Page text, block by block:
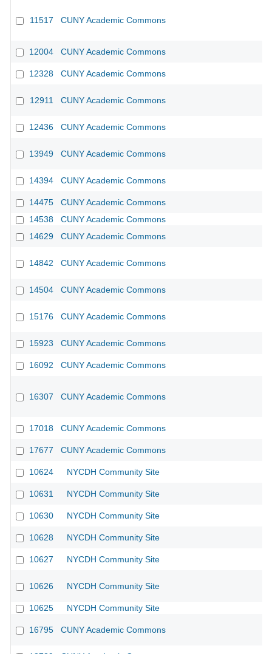
11517 CUNY Academic Commons
12004 CUNY Academic Commons
12328 CUNY Academic Commons
12911 CUNY Academic Commons
12436 CUNY Academic Commons
13949 CUNY Academic Commons
14394 CUNY Academic Commons
14475 CUNY Academic Commons
14538
CUNY Academic Commons
14629
CUNY Academic Commons
14842 CUNY Academic Commons
14504 CUNY Academic Commons
15176 CUNY Academic Commons
15923 CUNY Academic Commons
16092 CUNY Academic Commons
16307 CUNY Academic Commons
17018 CUNY Academic Commons
17677 CUNY Academic Commons
10624 NYCDH Community Site
10631 NYCDH Community Site
10630 NYCDH Community Site
10628 NYCDH Community Site
10627 NYCDH Community Site
10626 NYCDH Community Site
10625 NYCDH Community Site
16795 CUNY Academic Commons